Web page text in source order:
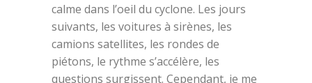
calme dans l’oeil du cyclone. Les jours
suivants, les voitures à sirènes, les
camions satellites, les rondes de
piétons, le rythme s’accélère, les
questions surgissent. Cependant, je me